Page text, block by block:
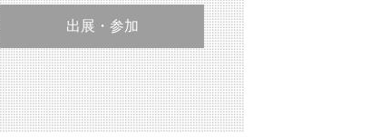
出展・参加